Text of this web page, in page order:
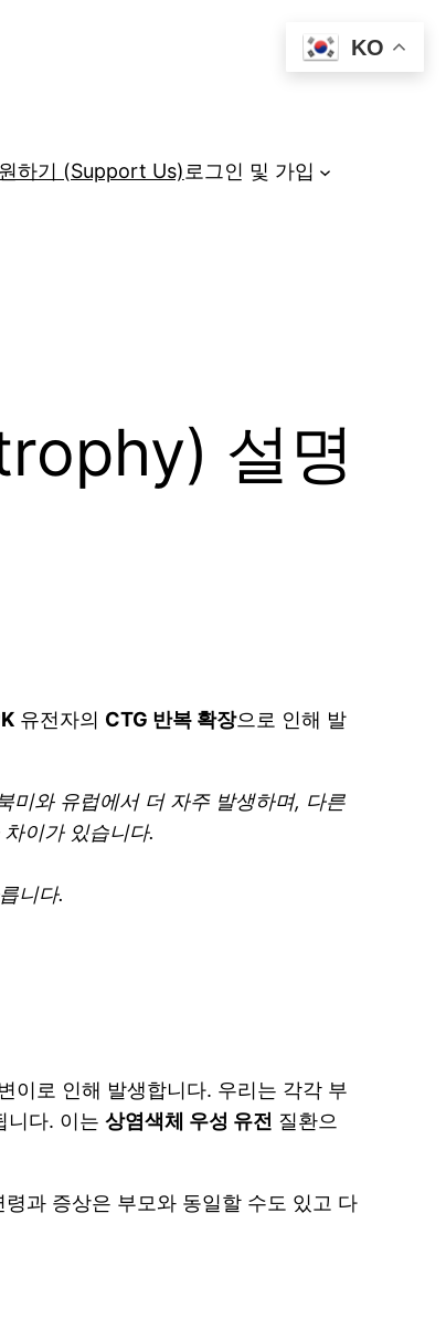
하기 (Support Us)로그인 및 가입
설명
유전자의 CTG 반복 확장으로 인해 발
미와 유럽에서 더 자주 발생하며, 다른
이가 있습니다.
니다.
이로 인해 발생합니다. 우리는 각각 부
니다. 이는 상염색체 우성 유전 질환으
과 증상은 부모와 동일할 수도 있고 다
KO